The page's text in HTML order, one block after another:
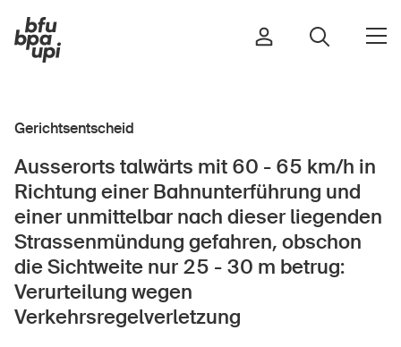
Sport & Bewegung
Zuhause & Garten
Gebäude & Anlagen
In der Kindheit
Gerichtsentscheid
Ausserorts talwärts mit 60 - 65 km/h in
Richtung einer Bahnunterführung und
einer unmittelbar nach dieser liegenden
Strassenmündung gefahren, obschon
die Sichtweite nur 25 - 30 m betrug:
Verurteilung wegen
Verkehrsregelverletzung